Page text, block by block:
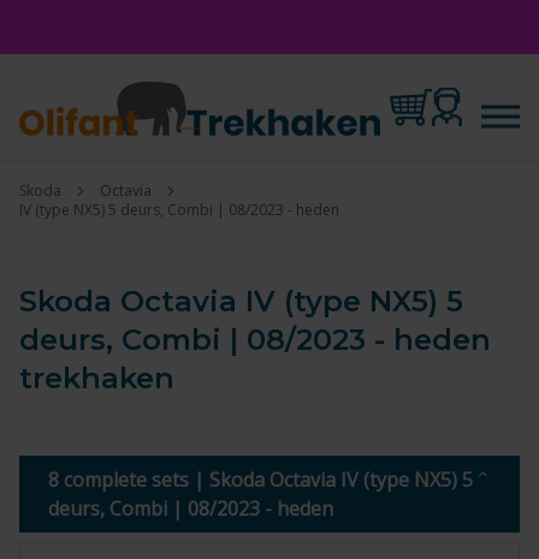
Skoda
Octavia
IV (type NX5) 5 deurs, Combi | 08/2023 - heden
Skoda Octavia IV (type NX5) 5
deurs, Combi | 08/2023 - heden
trekhaken
8 complete sets | Skoda Octavia IV (type NX5) 5
deurs, Combi | 08/2023 - heden